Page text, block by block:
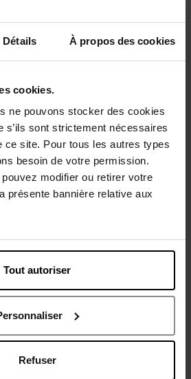
Détails À propos des cookies
cookies.
ne pouvons stocker des cookies
s’ils sont strictement nécessaires
ce site. Pour tous les autres types
besoin de votre permission.
modifier ou retirer votre
présente bannière relative aux
Tout autoriser
Refuser
YVES SAINT LAURENT
Parfum ambré pour homme